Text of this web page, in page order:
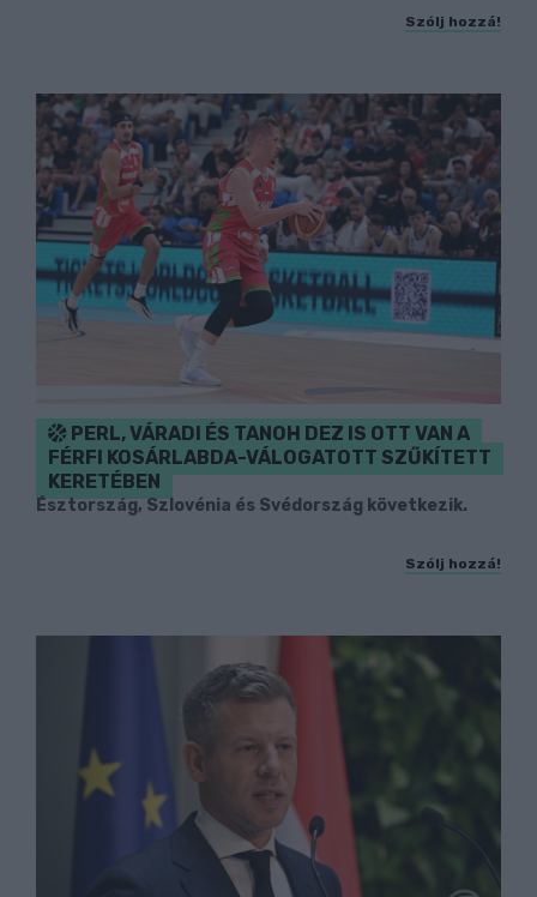
Szólj hozzá!
PERL, VÁRADI ÉS TANOH DEZ IS OTT VAN A
FÉRFI KOSÁRLABDA-VÁLOGATOTT SZŰKÍTETT
KERETÉBEN
Észtország, Szlovénia és Svédország következik.
Szólj hozzá!